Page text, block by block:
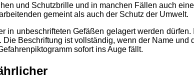
und Schutzbrille und in manchen Fällen auch
gemeint als auch der Schutz der Umwelt.
unbeschrifteten Gefäßen gelagert werden dürfen.
Beschriftung ist vollständig, wenn der Name und
sofort ins Auge fällt.